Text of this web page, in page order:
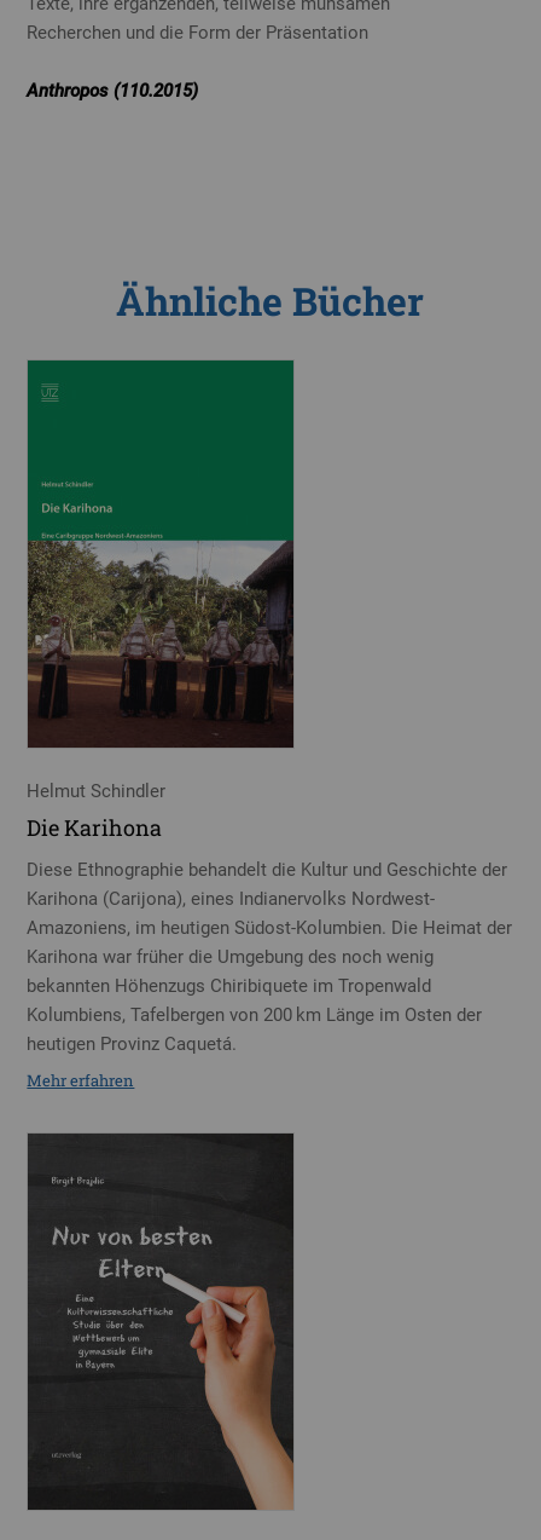
Recherchen und die Form der Präsentation
Anthropos (110.2015)
Ähnliche Bücher
Helmut Schindler
Die Karihona
Diese Ethnographie behandelt die Kultur und Geschichte der
Karihona (Carijona), eines Indianervolks Nordwest-
Amazoniens, im heutigen Südost-Kolumbien. Die Heimat der
Karihona war früher die Umgebung des noch wenig
bekannten Höhenzugs Chiribiquete im Tropenwald
Kolumbiens, Tafelbergen von 200 km Länge im Osten der
heutigen Provinz Caquetá.
Mehr erfahren